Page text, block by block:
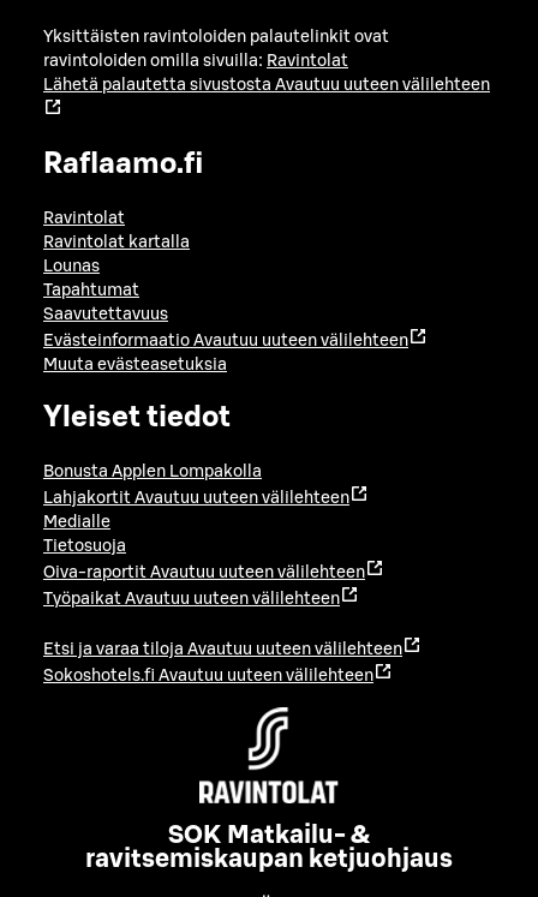
Yksittäisten ravintoloiden palautelinkit ovat
ravintoloiden omilla sivuilla: Ravintolat
Lähetä palautetta sivustosta Avautuu uuteen välilehteen
Raflaamo.fi
Ravintolat
Ravintolat kartalla
Lounas
Tapahtumat
Saavutettavuus
Evästeinformaatio Avautuu uuteen välilehteen
Muuta evästeasetuksia
Yleiset tiedot
Bonusta Applen Lompakolla
Lahjakortit Avautuu uuteen välilehteen
Medialle
Tietosuoja
Oiva-raportit Avautuu uuteen välilehteen
Työpaikat Avautuu uuteen välilehteen
Etsi ja varaa tiloja Avautuu uuteen välilehteen
Sokoshotels.fi Avautuu uuteen välilehteen
SOK Matkailu- &
ravitsemiskaupan ketjuohjaus